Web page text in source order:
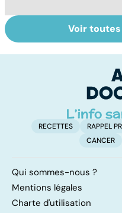
La main, un outil
utile mais fragile
Voir
RECETTES RAPPEL
CANCER
Qui sommes-nous ?
Mentions légales
Charte d'utilisation